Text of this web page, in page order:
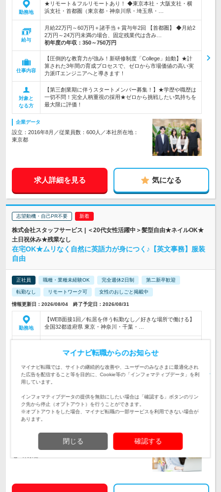
勤務地
★リモート＆フルリモートあり！ ◆東京本社・大阪支社・横
浜支社・首都圏（東京都・神奈川県・埼玉県・…
給与
月給22万円～60万円＋諸手当＋賞与年2回 【首都圏】 ◆月給2
2万円～24万円未満の場合、固定残業代は含み…
初年度の年収： 350～750万円
仕事内容
【圧倒的な教育力が強み！新研修制度「College」始動】★計
算された3年間の育成プロセスで、ゼロから市場価値の高い実
力派ITエンジニアへと導きます！
対象と
なる方
【第三創業期に伴うスタートメンバー募集！】★学歴や職歴は
一切不問！完全人柄重視の採用★ゼロから挑戦したい気持ちを
最大限に評価！
企業データ
設立：2016年8月／従業員数：600人／本社所在地：
東京都
求人詳細を見る 気になる
志望動機・自己PR不要
株式会社スタッフサービス | ＜20代女性活躍中＞髪型自由★ネイルOK★
土日祝休み★残業なし
在宅OK★ムリなく自然に英語力が身につく♪【英文事務】服装
自由
正社員 職種・業種未経験OK 完全週休2日制 第二新卒歓迎
転勤なし リモートワーク可 女性のおしごと掲載中
情報更新日：2026/08/04 終了予定日：2026/08/31
勤務地
【WEB面接1回／転居を伴う転勤なし／好きな場所で働ける】
全国32都道府県 東京・神奈川・千葉・…
大阪 月給19万7000円～+賞与 千葉 月給19万6…
初年度の年収：
250～350万円
仕事内容
【★未経験から少しずつ英語スキルを習得できる★】英文の資
料作成や輸出入手続きのサポートなど、オフィスワーク初心者
対象と
なる方
【産育休制度・時短勤務あり★私服OK★年休125日】「海外旅
行が好き」「英語に興味がある」「働きながら語学力を身につ
設立：1981年11月／従業員数：5,784人／本社所在
マイナビ転職からのお知らせ
マイナビ転職では、サイトの継続的な改善や、ユーザーのみなさまに最適化され
た広告を配信すること等を目的に、Cookie等の「インフォマティブデータ」を利
用しています。
インフォマティブデータの提供を無効にしたい場合は「確認する」ボタンのリン
ク先から停止（オプトアウト）を行うことができます。
※オプトアウトをした場合、マイナビ転職の一部サービスを利用できない場合が
あります。
閉じる 確認する